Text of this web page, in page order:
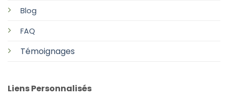
Blog
FAQ
Témoignages
Liens Personnalisés